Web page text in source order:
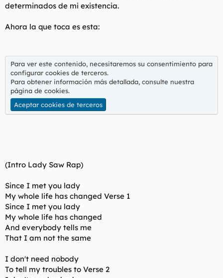
determinados de mi existencia.
Ahora la que toca es esta:
Para ver este contenido, necesitaremos su consentimiento para
configurar cookies de terceros.
Para obtener información más detallada, consulte nuestra
página de cookies.
Aceptar cookies de terceros
(Intro Lady Saw Rap)
Since I met you lady
My whole life has changed Verse 1
Since I met you lady
My whole life has changed
And everybody tells me
That I am not the same
I don't need nobody
To tell my troubles to Verse 2